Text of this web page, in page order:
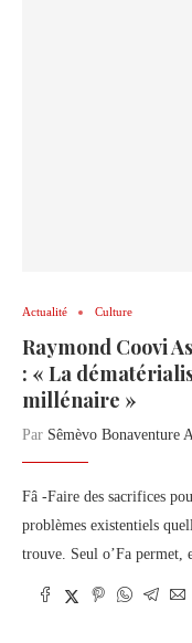
Actualité Culture
Raymond Coovi
: « La
millénaire »
Par Sêmèvo Bonaventure
Fâ -Faire des sacrifices
problèmes existentiels
trouve. Seul o’Fa